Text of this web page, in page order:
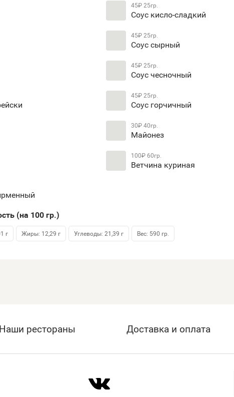
45₽25гр.
Соус кисло-сладкий
45₽25гр.
Соус сырный
45₽25гр.
Соус чесночный
45₽25гр.
Соус горчичный
30₽40гр.
Майонез
100₽60гр.
Ветчина куриная
(на 100гр.)
г Жиры: 12,29 г Углеводы: 21,39 г Вес: 590 гр.
Наши рестораны Доставка и оплата